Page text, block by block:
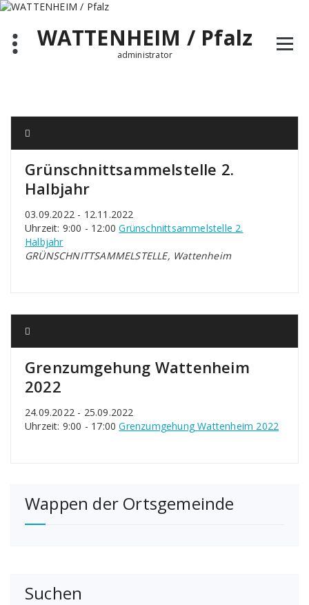
Zum
springenWATTENHEIM / Pfalz
administrator
Grünschnittsammelstelle 2.
Halbjahr
03.09.2022 - 12.11.2022
Uhrzeit: 9:00 - 12:00Grünschnittsammelstelle 2.
Halbjahr
GRÜNSCHNITTSAMMELSTELLE, Wattenheim
Grenzumgehung Wattenheim
2022
24.09.2022 - 25.09.2022
Uhrzeit: 9:00 - 17:00Grenzumgehung Wattenheim 2022
Wappen der Ortsgemeinde
Suchen